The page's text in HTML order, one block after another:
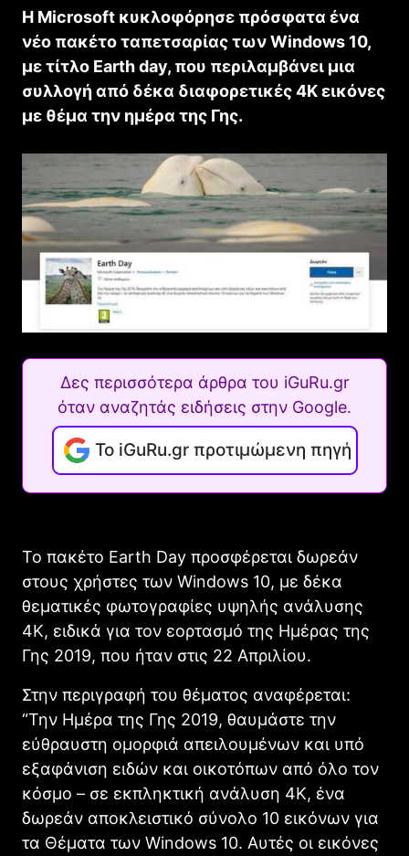
Η Microsoft κυκλοφόρησε πρόσφατα ένα
νέο πακέτο ταπετσαρίας των Windows 10,
με τίτλο Earth day, που περιλαμβάνει μια
συλλογή από δέκα διαφορετικές 4Κ εικόνες
με θέμα την ημέρα της Γης.
Δες περισσότερα άρθρα του iGuRu.gr
όταν αναζητάς ειδήσεις στην Google.
Το iGuRu.gr προτιμώμενη πηγή
Το πακέτο Earth Day προσφέρεται δωρεάν
στους χρήστες των Windows 10, με δέκα
θεματικές φωτογραφίες υψηλής ανάλυσης
4Κ, ειδικά για τον εορτασμό της Ημέρας της
Γης 2019, που ήταν στις 22 Απριλίου.
Στην περιγραφή του θέματος αναφέρεται:
“Την Ημέρα της Γης 2019, θαυμάστε την
εύθραυστη ομορφιά απειλουμένων και υπό
εξαφάνιση ειδών και οικοτόπων από όλο τον
κόσμο – σε εκπληκτική ανάλυση 4K, ένα
δωρεάν αποκλειστικό σύνολο 10 εικόνων για
τα Θέματα των Windows 10. Αυτές οι εικόνες